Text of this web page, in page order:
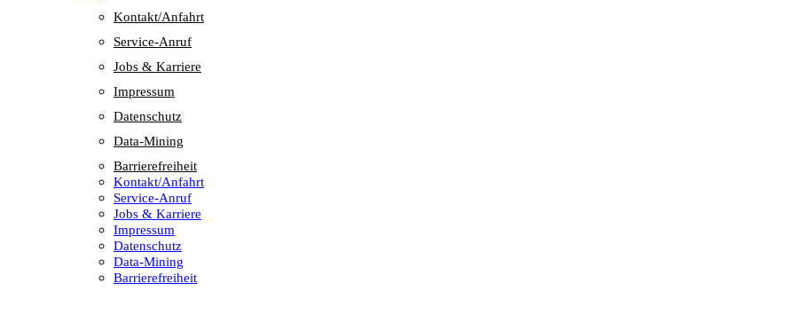
Kontakt/​​Anfahrt
Service-Anruf
Jobs & Karriere
Impres­sum
Daten­schutz
Data-Mining
Barrie­re­frei­heit
Kontakt/​​Anfahrt
Service-Anruf
Jobs & Karriere
Impres­sum
Daten­schutz
Data-Mining
Barrie­re­frei­heit